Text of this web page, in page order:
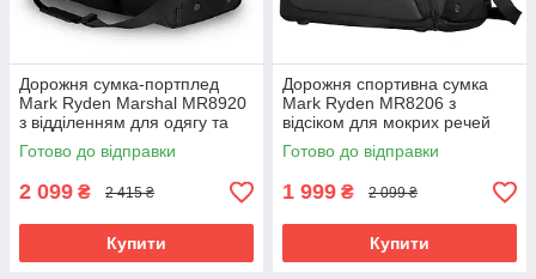
Дорожня сумка-портплед
Mark Ryden Marshal MR8920
з відділенням для одягу та
взуття (Чорний)
Готово до відправки
2 099 ₴ 2 415 ₴
Купити
Дорожня спортивна сумка
Mark Ryden MR8206 з
відсіком для мокрих речей
(Чорний)
Готово до відправки
1 999 ₴ 2 099 ₴
Купити